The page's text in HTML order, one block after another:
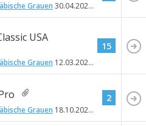
Grauen 30.04.2023
USA
Grauen 12.03.2023
15
Grauen 18.10.2022
2